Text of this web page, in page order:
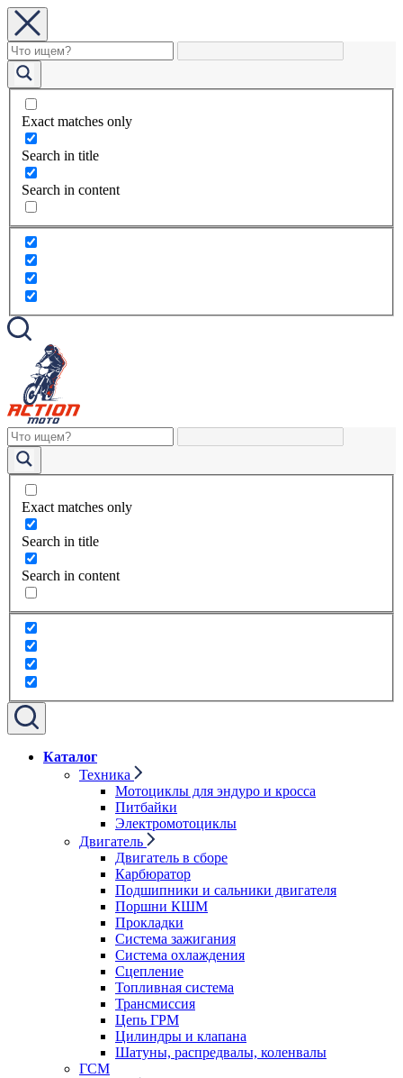
Exact matches only
Search in title
Search in content
Exact matches only
Search in title
Search in content
Каталог
Техника
Мотоциклы для эндуро и кросса
Питбайки
Электромотоциклы
Двигатель
Двигатель в сборе
Карбюратор
Подшипники и сальники двигателя
Поршни КШМ
Прокладки
Система зажигания
Система охлаждения
Сцепление
Топливная система
Трансмиссия
Цепь ГРМ
Цилиндры и клапана
Шатуны, распредвалы, коленвалы
ГСМ